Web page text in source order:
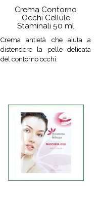
Crema Contorno
Occhi Cellule
Staminali 50 ml
Crema antietà che aiuta a
distendere la pelle delicata
del contorno occhi.